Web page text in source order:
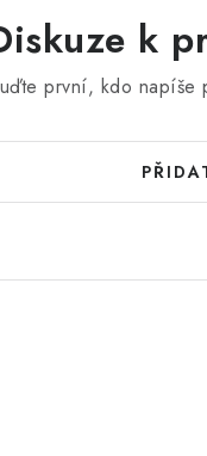
k
první, kdo napíše